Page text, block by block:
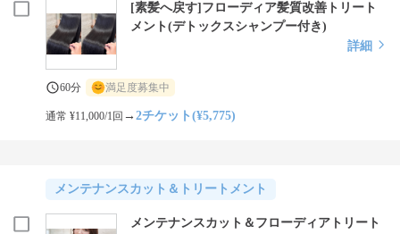
[素髪へ戻す]フローディア髪質改善トリート
メント(デトックスシャンプー付き)
詳細
60分 満足度募集中
通常 ¥11,000/1回 →2チケット(¥5,775)
メンテナンスカット＆トリートメント
メンテナンスカット＆フローディアトリート